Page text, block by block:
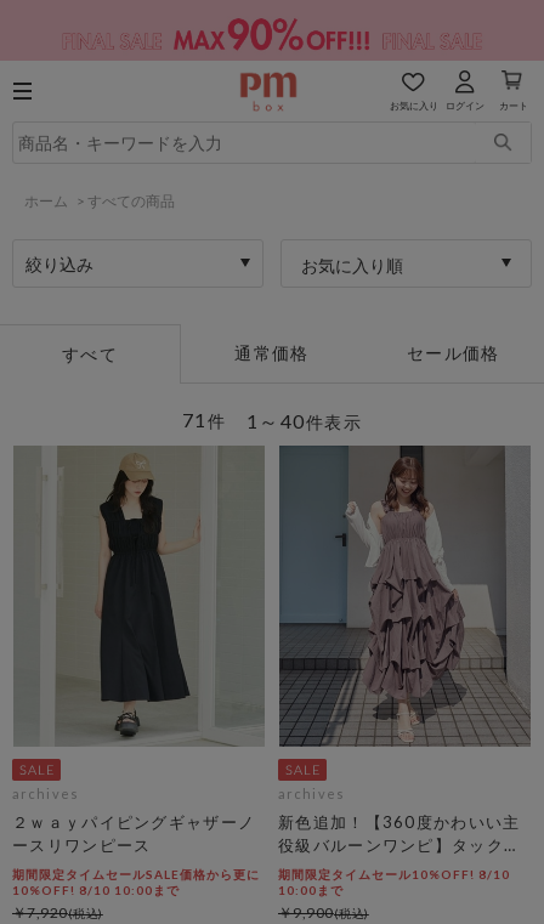
お気に入り ログイン カート
ホーム > すべての商品
絞り込み お気に入り順
すべて 通常価格 セール価格
1～40件表示
71件
archives
２ｗａｙパイピングギャザーノ
ースリワンピース
期間限定タイムセールSALE価格から更に
10%OFF! 8/10 10:00まで
￥7,920
archives
新色追加！【360度かわいい主
役級バルーンワンピ】タックバ
ルーンノースリギャザーワンピ
ース
期間限定タイムセール10%OFF! 8/10
10:00まで
￥9,900